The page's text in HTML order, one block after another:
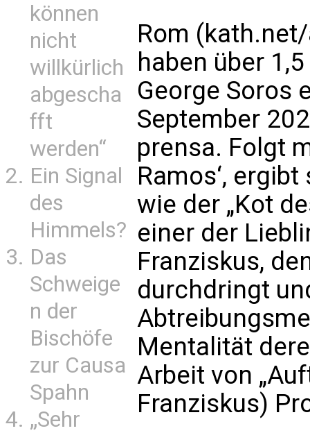
können
nicht
willkürlich
abgescha
fft
werden“
Ein Signal
des
Himmels?
Das
Schweige
n der
Bischöfe
zur Causa
Spahn
„Sehr
Rom (
haben über
George Soros
September
prensa. Folgt
Ramos‘,
wie der „Kot
einer der
Franziskus,
durchdringt
Mentalität
Arbeit von
Franziskus)